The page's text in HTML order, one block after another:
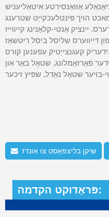
אַוואַנסירטע איטאַליעניש
הויך פּינטלעכקייַט שטרענג
יינציק אַנטי-קלאַנינג קייווייז
דייווערס שליסל ביסל ריטשאַז
מיט נידעריק קעגנצייַטיק עפענען קורס
פֿאַרזאַמלונג, שטאָל באַר און
שיקן בליצפּאָסט צו אונדז
פּראָדוקט הקדמה: